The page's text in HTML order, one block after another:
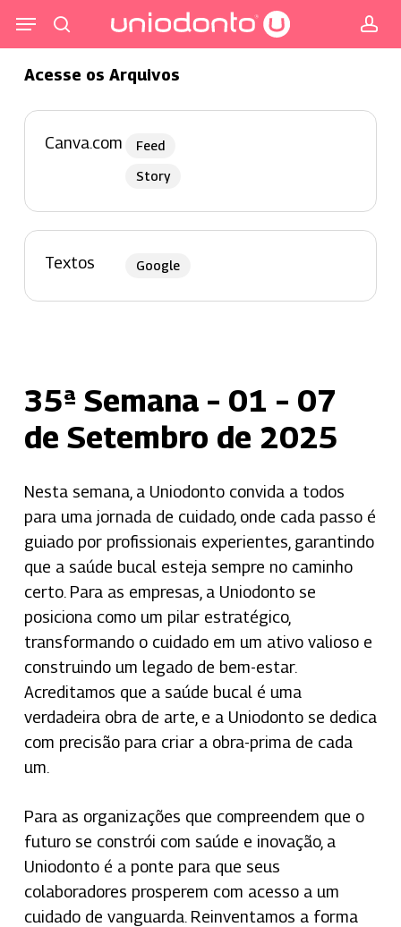
para
conteúdo
principal
Menu
Acesse os Arquivos
Canva.com
Feed
Story
Textos Google
35ª Semana – 01 – 07
de Setembro de 2025
Nesta semana, a Uniodonto convida a todos
para uma jornada de cuidado, onde cada passo é
guiado por profissionais experientes, garantindo
que a saúde bucal esteja sempre no caminho
certo. Para as empresas, a Uniodonto se
posiciona como um pilar estratégico,
transformando o cuidado em um ativo valioso e
construindo um legado de bem-estar.
Acreditamos que a saúde bucal é uma
verdadeira obra de arte, e a Uniodonto se dedica
com precisão para criar a obra-prima de cada
um.
Para as organizações que compreendem que o
futuro se constrói com saúde e inovação, a
Uniodonto é a ponte para que seus
colaboradores prosperem com acesso a um
cuidado de vanguarda. Reinventamos a forma